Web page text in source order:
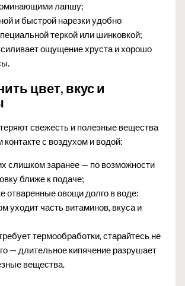
лапшу;
и быстрой нарезки удобно
теркой или шинковкой;
ощущение хруста и хорошо
цвет, вкус и
свежесть и полезные вещества
контакте с воздухом и водой:
слишком заранее — по возможности
ближе к подаче;
отваренные овощи долго в воде:
уходит часть витаминов, вкуса и
термообработки, старайтесь не
— длительное кипячение разрушает
вещества.